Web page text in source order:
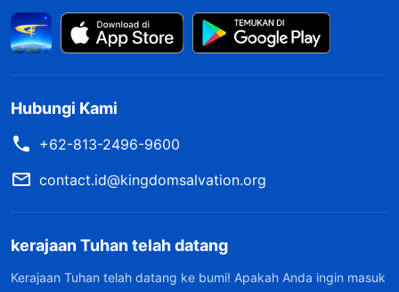
Hubungi Kami
+62-813-2496-9600
contact.id@kingdomsalvation.org
kerajaan Tuhan telah datang
Kerajaan Tuhan telah datang ke bumi! Apakah Anda ingin masuk